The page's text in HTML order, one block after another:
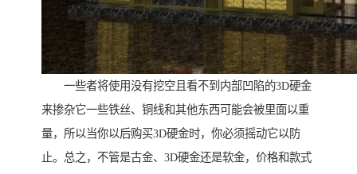
一些者将使用没有挖空且看不到内部凹陷的3D硬金
来掺杂它一些铁丝、铜线和其他东西可能会被里面以重
量，所以当你以后购买3D硬金时，你必须摇动它以防
止。总之，不管是古金、3D硬金还是软金，价格和款式